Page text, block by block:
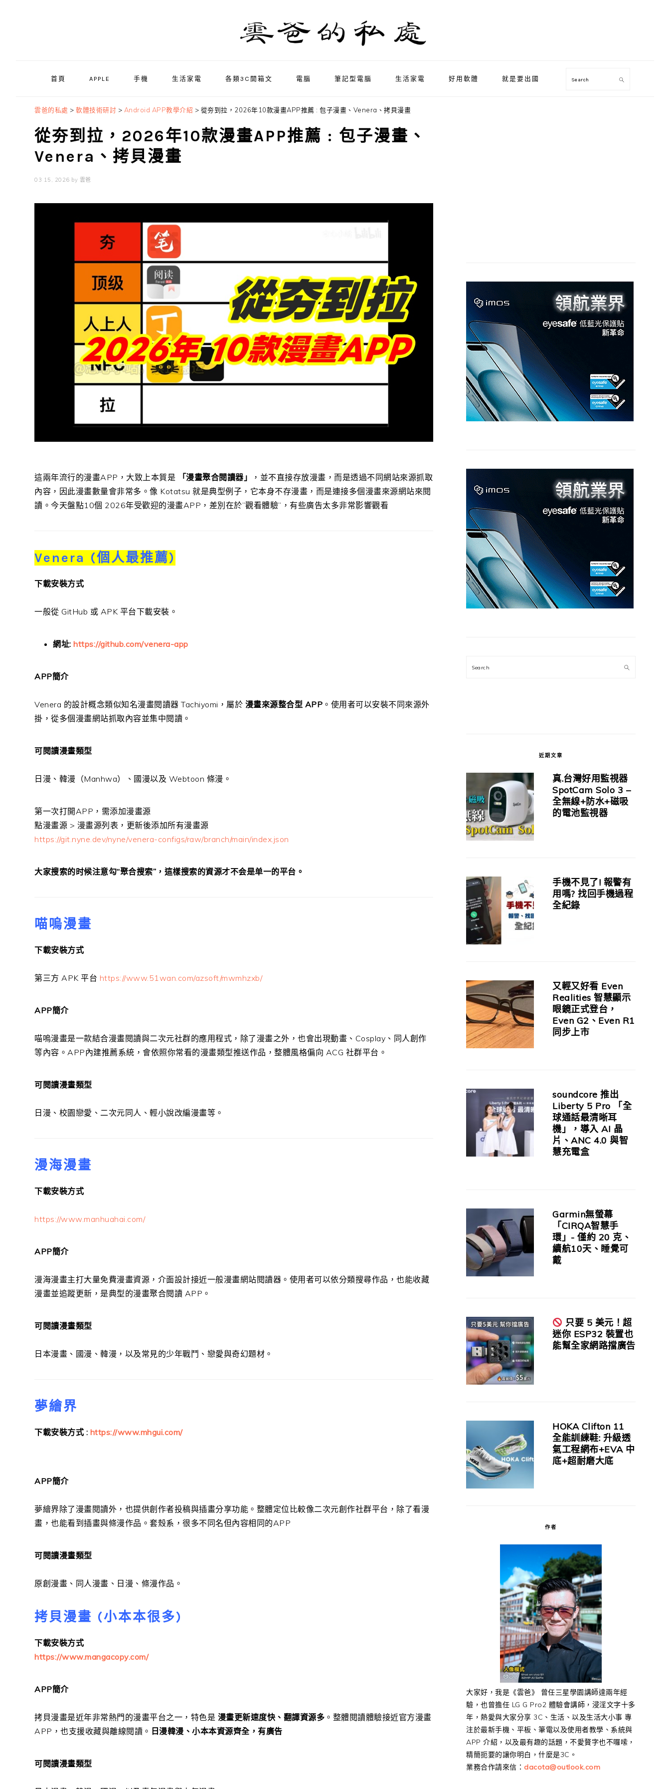
首頁 APPLE 手機 生活家電 各類3C開箱文 電腦 筆記型電腦 生活家電 好用軟體 就是要出國 Search
雲爸的私處 > 軟體技術研討 > Android APP教學介紹 > 從夯到拉，2026年10款漫畫APP推薦 : 包子漫畫、Venera、拷貝漫畫
從夯到拉，2026年10款漫畫APP推薦 : 包子漫畫、
Venera、拷貝漫畫
03 15, 2026 by 雲爸
這兩年流行的漫畫APP，大致上本質是 「漫畫聚合閱讀器」
，並不直接存放漫畫，而是透過不同網站來源抓取
內容，因此漫畫數量會非常多。像 Kotatsu 就是典型例子，它本身不存漫畫，而是連接多個漫畫來源網站來閱
讀。今天盤點10個 2026年受歡迎的漫畫APP，差別在於”觀看體驗”，有些廣告太多非常影響觀看
Venera (個人最推薦)
下載安裝方式
一般從 GitHub 或 APK 平台下載安裝。
網址: https://github.com/venera-app
APP簡介
Venera 的設計概念類似知名漫畫閱讀器 Tachiyomi，屬於 漫畫來源整合型 APP 。使用者可以安裝不同來源外
掛，從多個漫畫網站抓取內容並集中閱讀。
可閱讀漫畫類型
日漫、韓漫（Manhwa）、國漫以及 Webtoon 條漫。
第一次打開APP，需添加漫畫源
點漫畫源 > 漫畫源列表，更新後添加所有漫畫源
https://git.nyne.dev/nyne/venera-configs/raw/branch/main/index.json
大家搜索的时候注意勾“聚合搜索”，這樣搜索的資源才不会是单一的平台。
喵嗚漫畫
下載安裝方式
第三方 APK 平台 https://www.51wan.com/azsoft/mwmhzxb/
APP簡介
喵嗚漫畫是一款結合漫畫閱讀與二次元社群的應用程式，除了漫畫之外，也會出現動畫、Cosplay、同人創作
等內容。APP內建推薦系統，會依照你常看的漫畫類型推送作品，整體風格偏向 ACG 社群平台。
可閱讀漫畫類型
日漫、校園戀愛、二次元同人、輕小說改編漫畫等。
漫海漫畫
下載安裝方式
https://www.manhuahai.com/
APP簡介
漫海漫畫主打大量免費漫畫資源，介面設計接近一般漫畫網站閱讀器。使用者可以依分類搜尋作品，也能收藏
漫畫並追蹤更新，是典型的漫畫聚合閱讀 APP。
可閱讀漫畫類型
日本漫畫、國漫、韓漫，以及常見的少年戰鬥、戀愛與奇幻題材。
夢繪界
下載安裝方式 : https://www.mhgui.com/
APP簡介
夢繪界除了漫畫閱讀外，也提供創作者投稿與插畫分享功能。整體定位比較像二次元創作社群平台，除了看漫
畫，也能看到插畫與條漫作品。套殼系，很多不同名但內容相同的APP
可閱讀漫畫類型
原創漫畫、同人漫畫、日漫、條漫作品。
拷貝漫畫 (小本本很多)
下載安裝方式
https://www.mangacopy.com/
APP簡介
拷貝漫畫是近年非常熱門的漫畫平台之一，特色是 漫畫更新速度快、翻譯資源多 。整體閱讀體驗接近官方漫畫
APP，也支援收藏與離線閱讀。 日漫韓漫、小本本資源齊全，有廣告
可閱讀漫畫類型
Search
近期文章
真.台灣好用監視器
SpotCam Solo 3 –
全無線+防水+磁吸
的電池監視器
手機不見了! 報警有
用嗎? 找回手機過程
全紀錄
又輕又好看 Even
Realities 智慧顯示
眼鏡正式登台，
Even G2、Even R1
同步上市
soundcore 推出
Liberty 5 Pro 「全
球通話最清晰耳
機」，導入 AI 晶
片、ANC 4.0 與智
慧充電盒
Garmin無螢幕
「CIRQA智慧手
環」- 僅約 20 克、
續航10天、睡覺可
戴
只要 5 美元！超
迷你 ESP32 裝置也
能幫全家網路擋廣告
HOKA Clifton 11
全能訓練鞋: 升級透
氣工程網布+EVA 中
底+超耐磨大底
作者
大家好，我是《雲爸》 曾任三星學園講師達兩年經
驗，也曾擔任 LG G Pro2 體驗會講師，浸淫文字十多
年，熱愛與大家分享 3C、生活、以及生活大小事 專
注於最新手機、平板、筆電以及使用者教學、系統與
APP 介紹，以及最有趣的話題，不愛贅字也不囉嗦，
精簡扼要的讓你明白，什麼是3C。
業務合作請來信： dacota@outlook.com